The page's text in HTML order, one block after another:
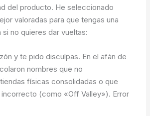
del producto. He seleccionado
valoradas para que tengas una
no quieres dar vueltas:
y te pido disculpas. En el afán de
nombres que no
físicas consolidadas o que
(como «Off Valley»). Error